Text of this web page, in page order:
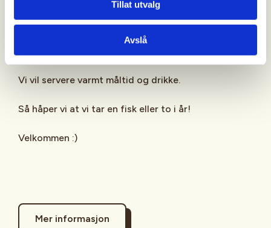
Tillat utvalg
Avslå
utstyr o.l før vi kjører opp til Advokaten.
Da skal vi fiske og kose oss utover dagen. Vi har
Vi vil servere varmt måltid og drikke.
Så håper vi at vi tar en fisk eller to i år!
Velkommen :)
Mer informasjon